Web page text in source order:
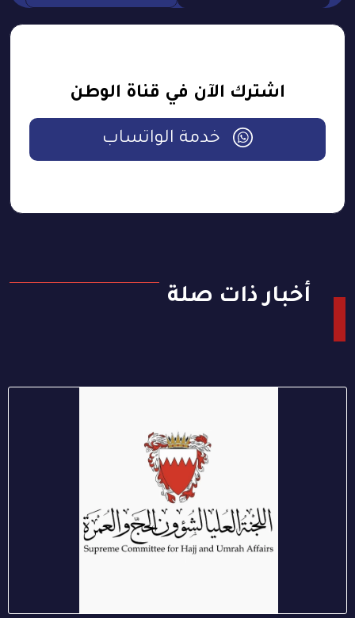
اشترك الآن في قناة الوطن
خدمة الواتساب
أخبار ذات صلة